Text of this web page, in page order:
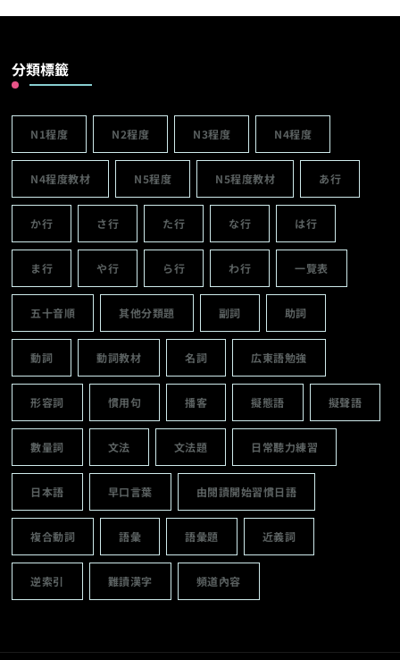
分類標籤
N1程度 N2程度 N3程度 N4程度
N4程度教材 N5程度 N5程度教材 あ行
か行 さ行 た行 な行 は行
ま行 や行 ら行 わ行 一覽表
五十音順 其他分類題 副詞 助詞
動詞 動詞教材 名詞 広東語勉強
形容詞 慣用句 播客 擬態語 擬聲語
數量詞 文法 文法題 日常聽力練習
日本語 早口言葉 由閱讀開始習慣日語
複合動詞 語彙 語彙題 近義詞
逆索引 難讀漢字 頻道內容